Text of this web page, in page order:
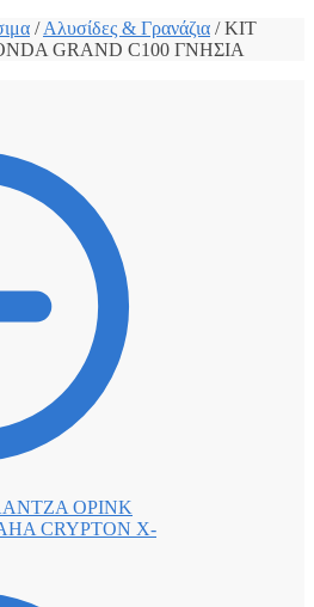
/Αλυσίδες & Γρανάζια /ΚΙΤ
GRAND C100 ΓΝΗΣΙΑ
ΟΡΙΝΚ
CRYPTON X-